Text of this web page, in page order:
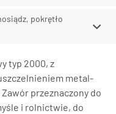
pokrętło
typ 2000, z
metal-
przeznaczony do
i rolnictwie, do